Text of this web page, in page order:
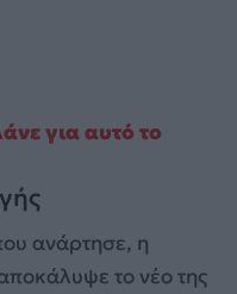
για αυτό το
ανάρτησε, η
το νέο της